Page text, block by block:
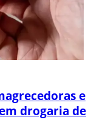
e
drogaria de